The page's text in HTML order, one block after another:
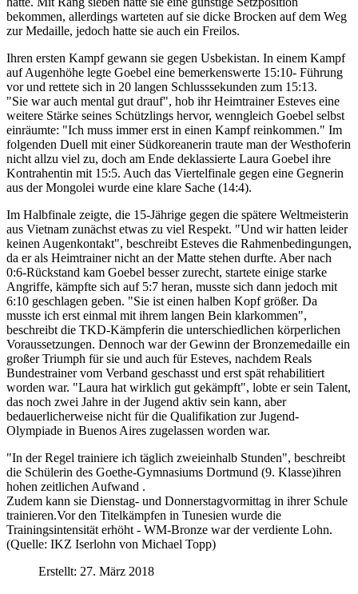
bekommen, allerdings warteten auf sie dicke Brocken auf dem Weg
zur Medaille, jedoch hatte sie auch ein Freilos.
Ihren ersten Kampf gewann sie gegen Usbekistan. In einem Kampf
auf Augenhöhe legte Goebel eine bemerkenswerte 15:10- Führung
vor und rettete sich in 20 langen Schlusssekunden zum 15:13.
"Sie war auch mental gut drauf", hob ihr Heimtrainer Esteves eine
weitere Stärke seines Schützlings hervor, wenngleich Goebel selbst
einräumte: "Ich muss immer erst in einen Kampf reinkommen." Im
folgenden Duell mit einer Südkoreanerin traute man der Westhoferin
nicht allzu viel zu, doch am Ende deklassierte Laura Goebel ihre
Kontrahentin mit 15:5. Auch das Viertelfinale gegen eine Gegnerin
aus der Mongolei wurde eine klare Sache (14:4).
Im Halbfinale zeigte, die 15-Jährige gegen die spätere Weltmeisterin
aus Vietnam zunächst etwas zu viel Respekt. "Und wir hatten leider
keinen Augenkontakt", beschreibt Esteves die Rahmenbedingungen,
da er als Heimtrainer nicht an der Matte stehen durfte. Aber nach
0:6-Rückstand kam Goebel besser zurecht, startete einige starke
Angriffe, kämpfte sich auf 5:7 heran, musste sich dann jedoch mit
6:10 geschlagen geben. "Sie ist einen halben Kopf größer. Da
musste ich erst einmal mit ihrem langen Bein klarkommen",
beschreibt die TKD-Kämpferin die unterschiedlichen körperlichen
Voraussetzungen. Dennoch war der Gewinn der Bronzemedaille ein
großer Triumph für sie und auch für Esteves, nachdem Reals
Bundestrainer vom Verband geschasst und erst spät rehabilitiert
worden war. "Laura hat wirklich gut gekämpft", lobte er sein Talent,
das noch zwei Jahre in der Jugend aktiv sein kann, aber
bedauerlicherweise nicht für die Qualifikation zur Jugend-
Olympiade in Buenos Aires zugelassen worden war.
"In der Regel trainiere ich täglich zweieinhalb Stunden", beschreibt
die Schülerin des Goethe-Gymnasiums Dortmund (9. Klasse)ihren
hohen zeitlichen Aufwand .
Zudem kann sie Dienstag- und Donnerstagvormittag in ihrer Schule
trainieren.Vor den Titelkämpfen in Tunesien wurde die
Trainingsintensität erhöht - WM-Bronze war der verdiente Lohn.
(Quelle: IKZ Iserlohn von Michael Topp)
Erstellt: 27. März 2018